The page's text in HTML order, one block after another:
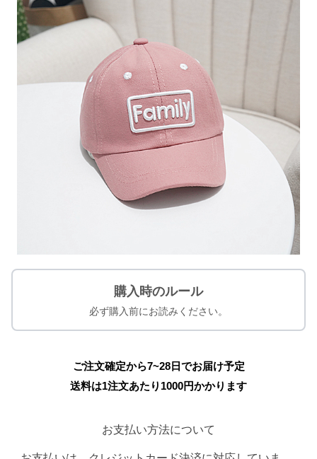
購入時のルール
必ず購入前にお読みください。
ご注文確定から7~28日でお届け予定
送料は1注文あたり 1000円かかります
お支払い方法について